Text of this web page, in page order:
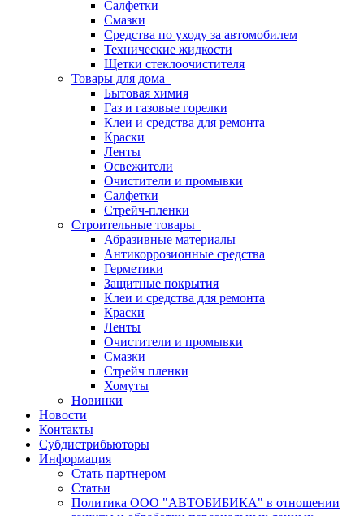
Салфетки
Смазки
Средства по уходу за автомобилем
Технические жидкости
Щетки стеклоочистителя
Товары для дома
Бытовая химия
Газ и газовые горелки
Клеи и средства для ремонта
Краски
Ленты
Освежители
Очистители и промывки
Салфетки
Стрейч-пленки
Строительные товары
Абразивные материалы
Антикоррозионные средства
Герметики
Защитные покрытия
Клеи и средства для ремонта
Краски
Ленты
Очистители и промывки
Смазки
Стрейч пленки
Хомуты
Новинки
Новости
Контакты
Субдистрибьюторы
Информация
Стать партнером
Статьи
Политика ООО "АВТОБИБИКА" в отношении